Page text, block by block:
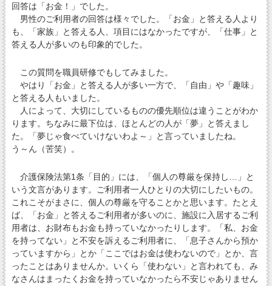
回答は「お金！」でした。
男性のご利用者の回答は様々でした。「お金」と答える人より
も、「家族」と答える人、項目にはなかったですが、「仕事」と
答える人が多いのも印象的でした。
この質問を職員研修でもしてみました。
やはり「お金」と答える人が多い一方で、「自由」や「趣味」
と答える人もいました。
人によって、大切にしているものの優先順位は違うことがわか
ります。ちなみに最下位は、ほとんどの人が「夢」と答えまし
た。「夢じゃ食べていけないわよ～」と言っていましたね。
う～ん（苦笑）。
介護保険法第1条「目的」には、「個人の尊厳を保持し…」と
いう文言があります。ご利用者一人ひとりの大切にしたいもの。
これこそがまさに、個人の尊厳を守ることかと思います。たとえ
ば、「お金」と答えるご利用者が多いのに、施設に入居するご利
用者は、お財布もお金も持っていなかったりします。「私、お金
を持ってない」と不安を訴えるご利用者に、「息子さんから預か
っていますから」とか「ここではお金は使わないので」とか、言
ったことはありませんか。いくら「使わない」と言われても、み
なさんはまったくお金を持っていなかったら不安じゃありません